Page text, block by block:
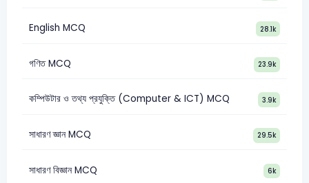
English MCQ 28.1k
গণিত MCQ 23.9k
কম্পিউটার ও তথ্য প্রযুক্তি (Computer & ICT) MCQ 3.9k
সাধারণ জ্ঞান MCQ 29.5k
সাধারণ বিজ্ঞান MCQ 6k